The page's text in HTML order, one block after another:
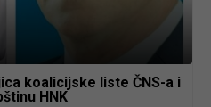
koalicijske liste ČNS-a i
HNK